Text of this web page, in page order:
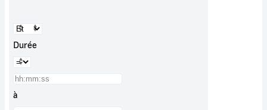
Durée
à